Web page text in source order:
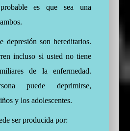
es que sea una
depresión son hereditarios.
incluso si usted no tiene
de la enfermedad.
puede deprimirse,
y los adolescentes.
ser producida por: